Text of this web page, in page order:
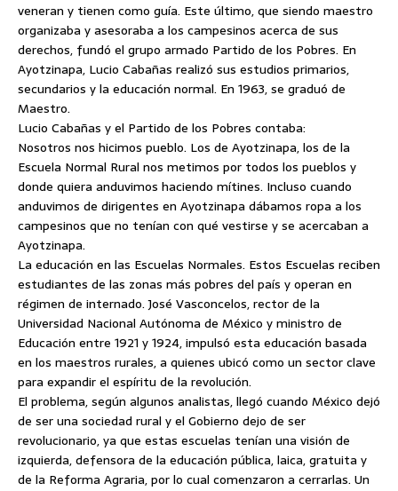
veneran y tienen como guía. Este último, que siendo maestro
organizaba y asesoraba a los campesinos acerca de sus
derechos, fundó el grupo armado Partido de los Pobres. En
Ayotzinapa, Lucio Cabañas realizó sus estudios primarios,
secundarios y la educación normal. En 1963, se graduó de
Maestro.
Lucio Cabañas y el Partido de los Pobres contaba:
Nosotros nos hicimos pueblo. Los de Ayotzinapa, los de la
Escuela Normal Rural nos metimos por todos los pueblos y
donde quiera anduvimos haciendo mítines. Incluso cuando
anduvimos de dirigentes en Ayotzinapa dábamos ropa a los
campesinos que no tenían con qué vestirse y se acercaban a
Ayotzinapa.
La educación en las Escuelas Normales. Estos Escuelas reciben
estudiantes de las zonas más pobres del país y operan en
régimen de internado. José Vasconcelos, rector de la
Universidad Nacional Autónoma de México y ministro de
Educación entre 1921 y 1924, impulsó esta educación basada
en los maestros rurales, a quienes ubicó como un sector clave
para expandir el espíritu de la revolución.
El problema, según algunos analistas, llegó cuando México dejó
de ser una sociedad rural y el Gobierno dejo de ser
revolucionario, ya que estas escuelas tenían una visión de
izquierda, defensora de la educación pública, laica, gratuita y
de la Reforma Agraria, por lo cual comenzaron a cerrarlas. Un